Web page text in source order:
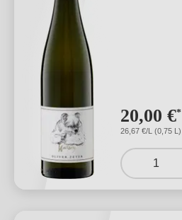
20,00 €*
26,67 €/L (0,75 L)
1